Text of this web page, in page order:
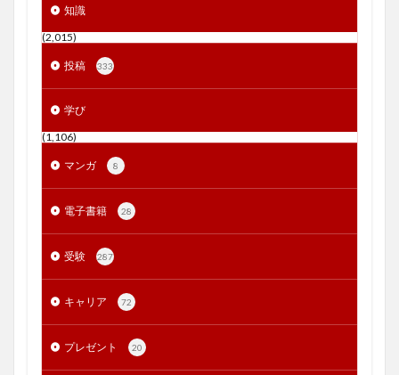
知識
(2,015)
投稿 333
学び
(1,106)
マンガ 8
電子書籍 28
受験 287
キャリア 72
プレゼント 20